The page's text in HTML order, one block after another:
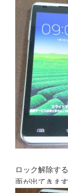
ロック解除す
面が出てきます